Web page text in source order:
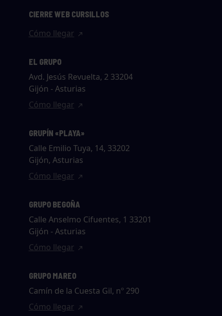
CIERRE WEB CURSILLOS
Cómo llegar
EL GRUPO
Avd. Jesús Revuelta, 2 33204
Gijón - Asturias
Cómo llegar
GRUPÍN «PLAYA»
Calle Emilio Tuya, 14, 33202
Gijón, Asturias
Cómo llegar
GRUPO BEGOÑA
Calle Anselmo Cifuentes, 1 33201
Gijón - Asturias
Cómo llegar
GRUPO MAREO
Camín de la Cuesta Gil, nº 290
Cómo llegar